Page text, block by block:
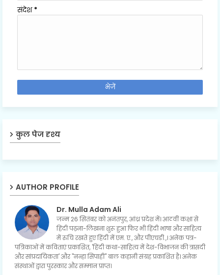
संदेश *
कुल पेज दृश्य
AUTHOR PROFILE
Dr. Mulla Adam Ali
जन्म 26 सितंबर को अनंतपुर, आंध्र प्रदेश में। आठवीं कक्षा से
हिंदी पढ़ना-लिखना शुरू हुआ फिर भी हिंदी भाषा और साहित्य
में रुचि रखते हुए हिंदी में एम. ए., और पीएचडी.,। अनेक पत्र-
पत्रिकाओं में कविताएं प्रकाशित, 'हिंदी कथा-साहित्य में देश-विभाजन की त्रासदी
और सांप्रदायिकता' और "नन्हा सिपाही" बाल कहानी संग्रह प्रकाशित है। अनेक
संस्थाओं द्वारा पुरस्कार और सम्मान प्राप्त।